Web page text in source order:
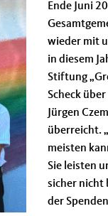
Ende Juni
wieder mit
in diesem
Stiftung
Scheck
Jürgen
überreicht.
meisten
Sie leisten
sicher nicht
der